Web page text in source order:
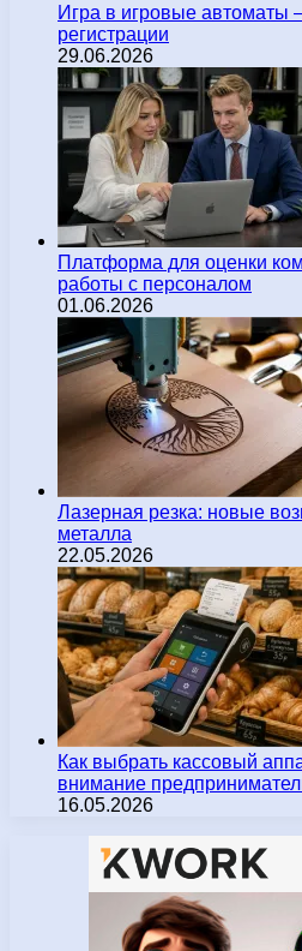
Игра в игровые автоматы
регистрации
29.06.2026
Платформа для оценки
работы с персоналом
01.06.2026
Лазерная резка: новые
металла
22.05.2026
Как выбрать кассовый
внимание
16.05.2026